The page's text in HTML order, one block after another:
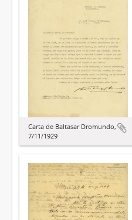
Carta de Baltasar Dromundo,
7/11/1929